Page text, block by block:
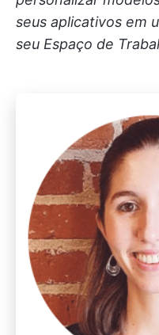
seus aplicativos em
seu Espaço de